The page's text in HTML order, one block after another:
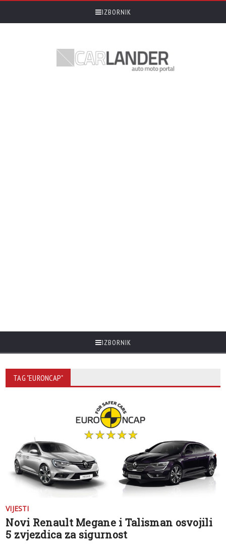
IZBORNIK
IZBORNIK
TAG "EURONCAP"
VIJESTI
Novi Renault Megane i Talisman osvojili
5 zvjezdica za sigurnost